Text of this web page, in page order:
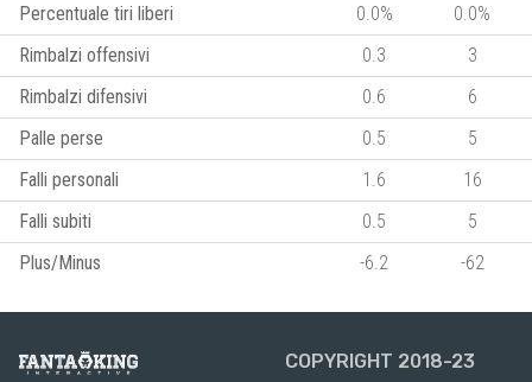
Percentuale tiri liberi
0.0%
0.0%
Rimbalzi offensivi
0.3
3
Rimbalzi difensivi
0.6
6
Palle perse
0.5
5
Falli personali
1.6
16
Falli subiti
0.5
5
Plus/Minus
-6.2 -62
COPYRIGHT 2018-23